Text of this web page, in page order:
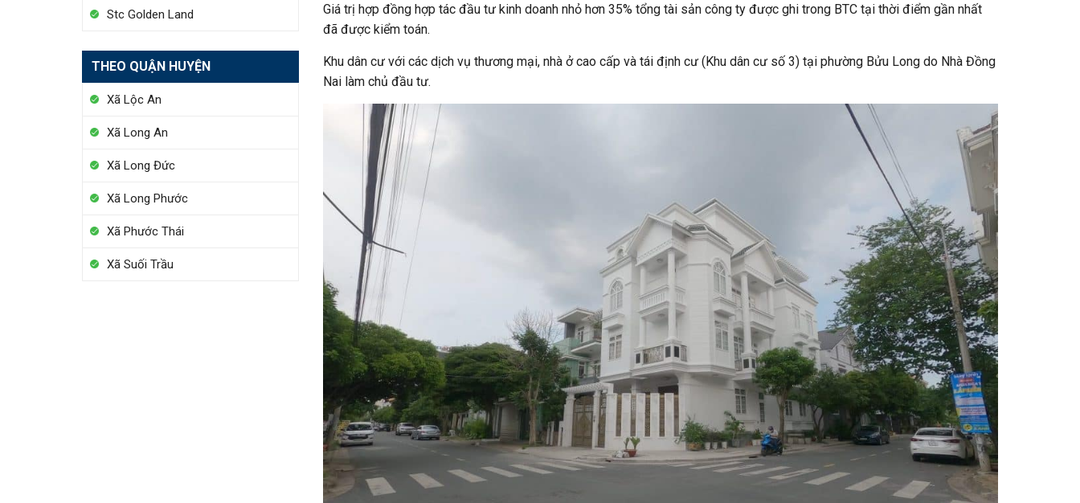
Stc Golden Land
THEO QUẬN HUYỆN
Xã Lộc An
Xã Long An
Xã Long Đức
Xã Long Phước
Xã Phước Thái
Xã Suối Trầu
Giá trị hợp đồng hợp tác đầu tư kinh doanh nhỏ hơn 35% tổng tài sản công ty được ghi trong BTC tại thời điểm gần nhất
đã được kiểm toán.
Khu dân cư với các dịch vụ thương mại, nhà ở cao cấp và tái định cư (Khu dân cư số 3) tại phường Bửu Long do Nhà Đồng
Nai làm chủ đầu tư.